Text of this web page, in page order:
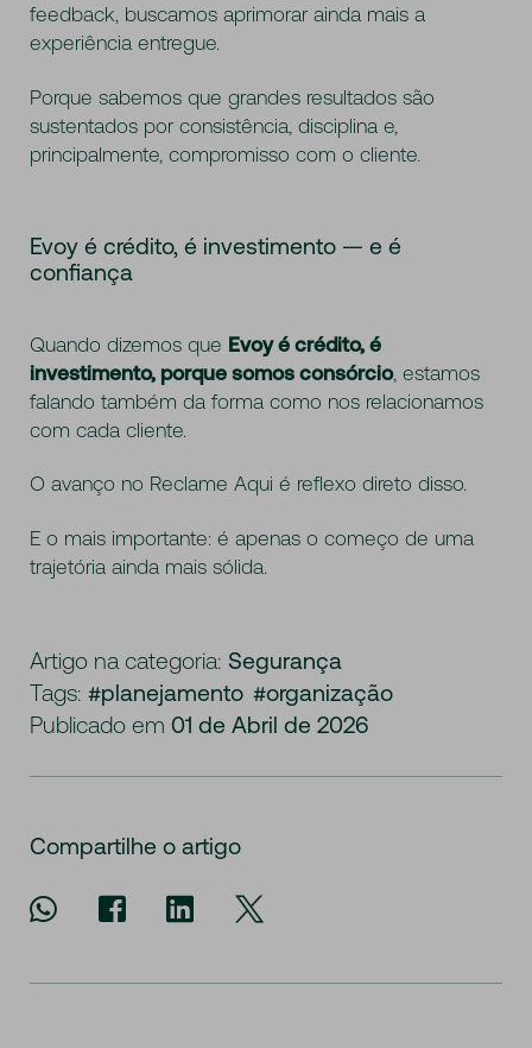
feedback, buscamos aprimorar ainda mais a
experiência entregue.
Porque sabemos que grandes resultados são
sustentados por consistência, disciplina e,
principalmente, compromisso com o cliente.
Evoy é crédito, é investimento — e é
confiança
Quando dizemos que Evoy é crédito, é
investimento, porque somos consórcio, estamos
falando também da forma como nos relacionamos
com cada cliente.
O avanço no Reclame Aqui é reflexo direto disso.
E o mais importante: é apenas o começo de uma
trajetória ainda mais sólida.
Artigo na categoria: Segurança
Tags: #planejamento #organização
Publicado em 01 de Abril de 2026
Compartilhe o artigo